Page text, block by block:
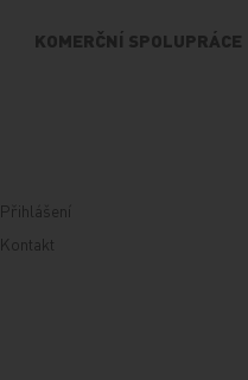
KOMERČNÍ SPOLUPRÁCE
Přihlášení
Kontakt